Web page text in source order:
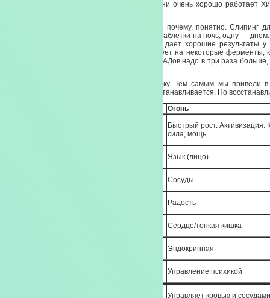
больше. При жировых перерождениях печени очень хорошо работает
Сюда же комбинация Икан и Слипинг. Икан почему, понятно. Слипинг
тревожность. Сосудистую тревожность. Две таблетки на ночь, одну —
для мозговой деятельности. Пшкго Билобо дает хорошие результаты
токсикоманией. Он специфически воздействует на некоторые ферменты,
привыкание, за зависимость. Курильщикам БАДов надо в три раза
Итак, мы с вами привели в порядок печенку. Тем самым мы привели в
аппарат. Хрящевая ткань тяжелее всего восстанавливается. Но
Огонь
Быстрый рост. Активизация.
сила, мощь.
Язык (лицо)
Сосуды
Радость
Сердце/тонкая кишка
Эндокринная
Управление психикой
Управляет кровью и